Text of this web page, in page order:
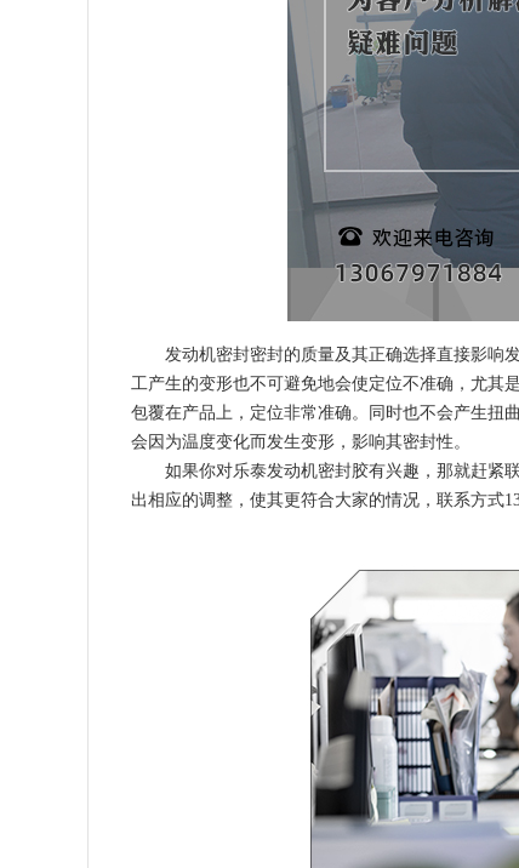
发动机密封密封的质量及其正确选择直接影响
工产生的变形也不可避免地会使定位不准确，尤其
包覆在产品上，定位非常准确。同时也不会产生扭
会因为温度变化而发生变形，影响其密封性。
如果你对乐泰发动机密封胶有兴趣，那就赶紧
出相应的调整，使其更符合大家的情况，联系方式